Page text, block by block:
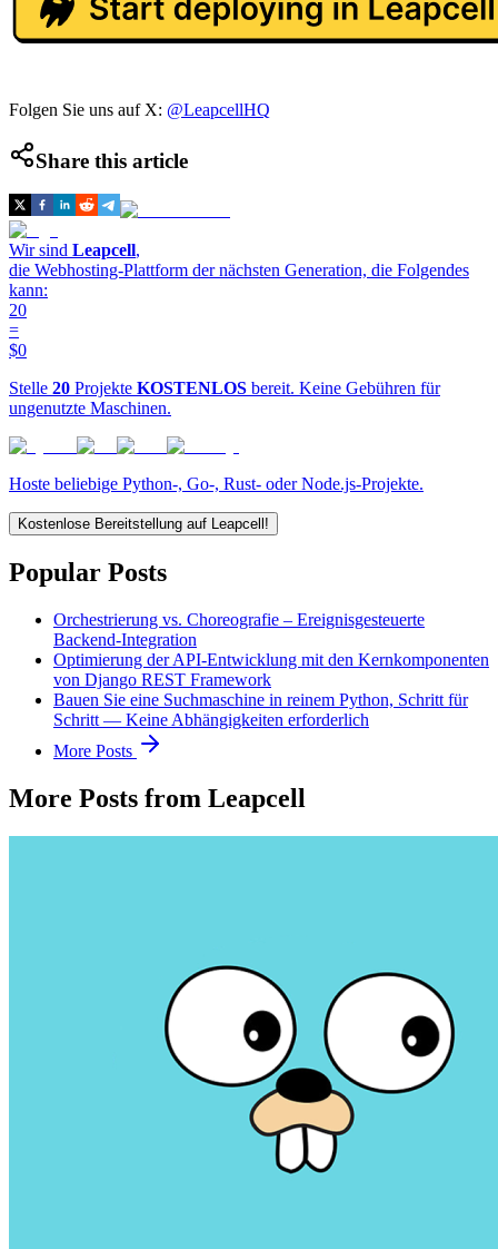
Folgen Sie uns auf X: @LeapcellHQ
Share this article
Wir sind Leapcell,
die Webhosting-Plattform der nächsten Generation, die Folgendes
kann:
20
=
$0
Stelle 20 Projekte KOSTENLOS bereit. Keine Gebühren für
ungenutzte Maschinen.
Hoste beliebige Python-, Go-, Rust- oder Node.js-Projekte.
Kostenlose Bereitstellung auf Leapcell!
Popular Posts
Orchestrierung vs. Choreografie – Ereignisgesteuerte
Backend-Integration
Optimierung der API-Entwicklung mit den Kernkomponenten
von Django REST Framework
Bauen Sie eine Suchmaschine in reinem Python, Schritt für
Schritt — Keine Abhängigkeiten erforderlich
More Posts
More Posts from Leapcell